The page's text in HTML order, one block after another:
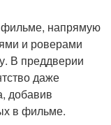
фильме, напрямую
и роверами
В преддверии
даже
добавив
в фильме.